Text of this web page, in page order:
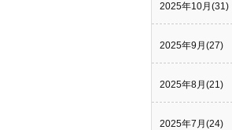
2025年10月(31)
2025年9月(27)
2025年8月(21)
2025年7月(24)